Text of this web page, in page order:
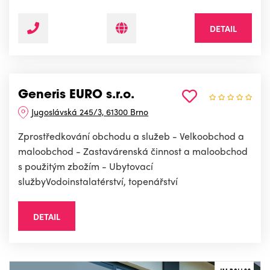
DETAIL
Generis EURO s.r.o.
Jugoslávská 245/3, 61300 Brno
Zprostředkování obchodu a služeb - Velkoobchod a
maloobchod - Zastavárenská činnost a maloobchod
s použitým zbožím - Ubytovací
službyVodoinstalatérství, topenářství
DETAIL